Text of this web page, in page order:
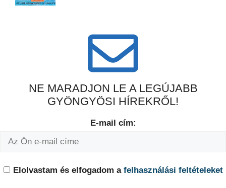
NE MARADJON LE A LEGÚJABB
GYÖNGYÖSI HÍREKRŐL!
E-mail cím:
Elolvastam és elfogadom a felhasználási feltételeket